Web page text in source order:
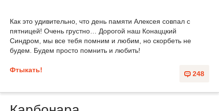
Как это удивительно, что день памяти Алексея совпал с
пятницей! Очень грустно… Дорогой наш Конаццкий
Синдром, мы все тебя помним и любим, но скорбеть не
будем. Будем просто помнить и любить!
248
Фтыкать!